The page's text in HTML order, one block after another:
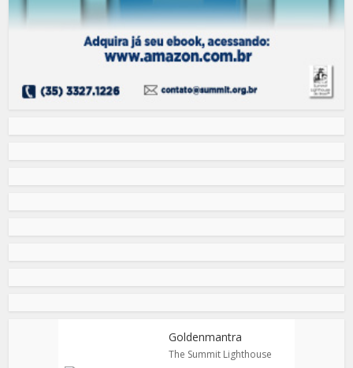
Goldenmantra
The Summit Lighthouse